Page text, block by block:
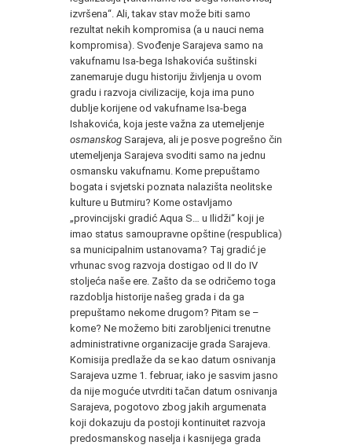
izvršena“. Ali, takav stav može biti samo
rezultat nekih kompromisa (a u nauci nema
kompromisa). Svođenje Sarajeva samo na
vakufnamu Isa-bega Ishakovića suštinski
zanemaruje dugu historiju življenja u ovom
gradu i razvoja civilizacije, koja ima puno
dublje korijene od vakufname Isa-bega
Ishakovića, koja jeste važna za utemeljenje
osmanskog Sarajeva, ali je posve pogrešno čin
utemeljenja Sarajeva svoditi samo na jednu
osmansku vakufnamu. Kome prepuštamo
bogata i svjetski poznata nalazišta neolitske
kulture u Butmiru? Kome ostavljamo
„provincijski gradić Aqua S… u Ilidži“ koji je
imao status samoupravne opštine (respublica)
sa municipalnim ustanovama? Taj gradić je
vrhunac svog razvoja dostigao od II do IV
stoljeća naše ere. Zašto da se odričemo toga
razdoblja historije našeg grada i da ga
prepuštamo nekome drugom? Pitam se –
kome? Ne možemo biti zarobljenici trenutne
administrativne organizacije grada Sarajeva.
Komisija predlaže da se kao datum osnivanja
Sarajeva uzme 1. februar, iako je sasvim jasno
da nije moguće utvrditi tačan datum osnivanja
Sarajeva, pogotovo zbog jakih argumenata
koji dokazuju da postoji kontinuitet razvoja
predosmanskog naselja i kasnijega grada